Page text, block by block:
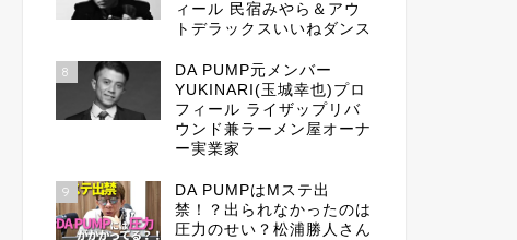
ィール 民宿みやら＆アウ
トデラックスいいねダンス
8
DA PUMP元メンバー
YUKINARI(玉城幸也)プロ
フィール ライザップリバ
ウンド兼ラーメン屋オーナ
ー実業家
9
DA PUMPはMステ出
禁！？出られなかったのは
圧力のせい？松浦勝人さん